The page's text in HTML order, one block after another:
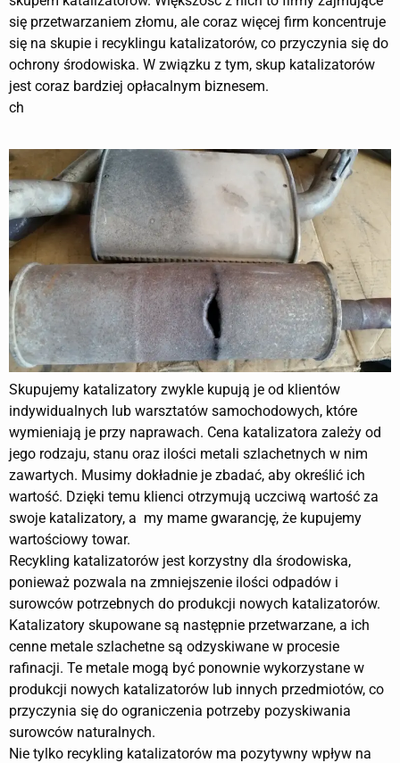
się przetwarzaniem złomu, ale coraz więcej firm koncentruje
się na skupie i recyklingu katalizatorów, co przyczynia się do
ochrony środowiska. W związku z tym, skup katalizatorów
jest coraz bardziej opłacalnym biznesem.
ch
Skupujemy katalizatory zwykle kupują je od klientów
indywidualnych lub warsztatów samochodowych, które
wymieniają je przy naprawach. Cena katalizatora zależy od
jego rodzaju, stanu oraz ilości metali szlachetnych w nim
zawartych. Musimy dokładnie je zbadać, aby określić ich
wartość. Dzięki temu klienci otrzymują uczciwą wartość za
swoje katalizatory, a my mame gwarancję, że kupujemy
wartościowy towar.
Recykling katalizatorów jest korzystny dla środowiska,
ponieważ pozwala na zmniejszenie ilości odpadów i
surowców potrzebnych do produkcji nowych katalizatorów.
Katalizatory skupowane są następnie przetwarzane, a ich
cenne metale szlachetne są odzyskiwane w procesie
rafinacji. Te metale mogą być ponownie wykorzystane w
produkcji nowych katalizatorów lub innych przedmiotów, co
przyczynia się do ograniczenia potrzeby pozyskiwania
surowców naturalnych.
Nie tylko recykling katalizatorów ma pozytywny wpływ na